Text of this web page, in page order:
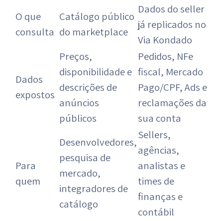
O que
consulta
Catálogo público
do marketplace
Dados do seller
já replicados no
Via Kondado
Dados
expostos
Preços,
disponibilidade e
descrições de
anúncios
públicos
Pedidos, NFe
fiscal, Mercado
Pago/CPF, Ads e
reclamações da
sua conta
Para
quem
Desenvolvedores,
pesquisa de
mercado,
integradores de
catálogo
Sellers,
agências,
analistas e
times de
finanças e
contábil